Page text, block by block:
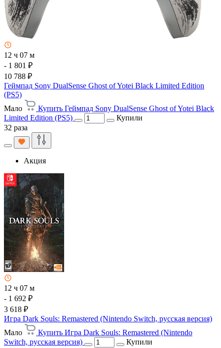
12 ч 07 м
- 1 801 ₽
10 788 ₽
Геймпад Sony DualSense Ghost of Yotei Black Limited Edition
(PS5)
Мало
Купить Геймпад Sony DualSense Ghost of Yotei Black
Limited Edition (PS5)
Купили
32 раза
Акция
12 ч 07 м
- 1 692 ₽
3 618 ₽
Игра Dark Souls: Remastered (Nintendo Switch, русская версия)
Мало
Купить Игра Dark Souls: Remastered (Nintendo
Switch, русская версия)
Купили